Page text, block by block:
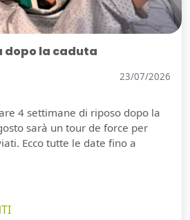
dopo la caduta
23/07/2026
4 settimane di riposo dopo la
sarà un tour de force per
Ecco tutte le date fino a